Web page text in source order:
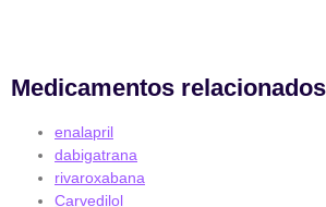
Medicamentos relacionados
enalapril
dabigatrana
rivaroxabana
Carvedilol